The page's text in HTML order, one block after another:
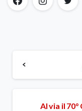
Reading